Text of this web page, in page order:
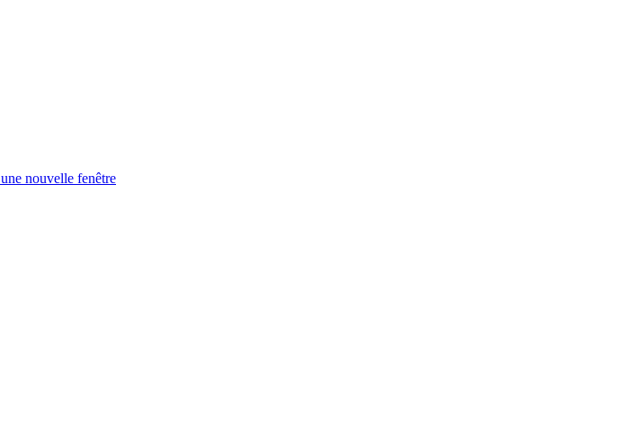
nouvelle fenêtre